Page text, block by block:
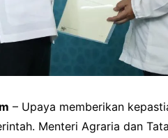
– Upaya memberikan
Menteri Agraria dan